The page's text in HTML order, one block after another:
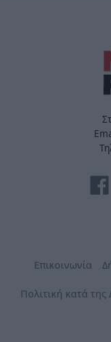
Επικοινωνία
Πολιτική κατά